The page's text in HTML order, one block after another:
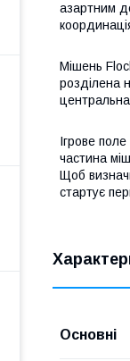
азартним
Мішень
розділена
центральна
Ігрове
частина
Щоб
стартує
Основні